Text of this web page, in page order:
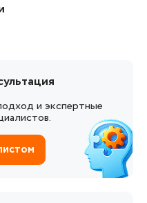
и экспертные